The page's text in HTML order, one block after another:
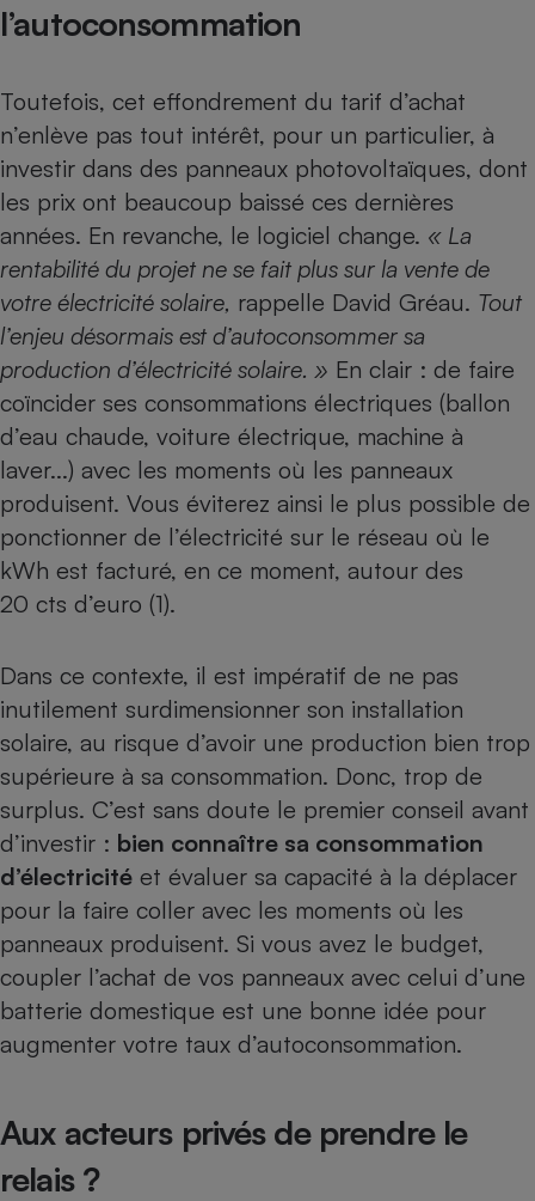
l’autoconsommation
Toutefois, cet effondrement du tarif d’achat
n’enlève pas tout intérêt, pour un particulier, à
investir dans des panneaux photovoltaïques, dont
les prix ont beaucoup baissé ces dernières
années. En revanche, le logiciel change. « La
rentabilité du projet ne se fait plus sur la vente de
votre électricité solaire, rappelle David Gréau. Tout
l’enjeu désormais est d’autoconsommer sa
production d’électricité solaire. » En clair : de faire
coïncider ses consommations électriques (ballon
d’eau chaude, voiture électrique, machine à
laver...) avec les moments où les panneaux
produisent. Vous éviterez ainsi le plus possible de
ponctionner de l’électricité sur le réseau où le
kWh est facturé, en ce moment, autour des
20 cts d’euro (1).
Dans ce contexte, il est impératif de ne pas
inutilement surdimensionner son installation
solaire, au risque d’avoir une production bien trop
supérieure à sa consommation. Donc, trop de
surplus. C’est sans doute le premier conseil avant
d’investir : bien connaître sa consommation
d’électricité et évaluer sa capacité à la déplacer
pour la faire coller avec les moments où les
panneaux produisent. Si vous avez le budget,
coupler l’achat de vos panneaux avec celui d’une
batterie domestique est une bonne idée pour
augmenter votre taux d’autoconsommation.
Aux acteurs privés de prendre le
relais ?